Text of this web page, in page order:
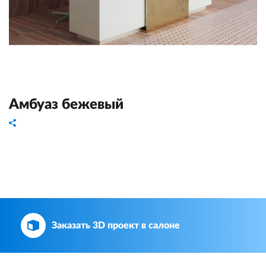
Амбуаз бежевый
Заказать 3D проект в салоне